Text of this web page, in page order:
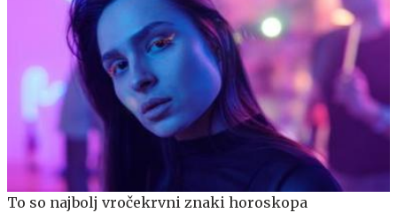
To so najbolj vročekrvni znaki horoskopa